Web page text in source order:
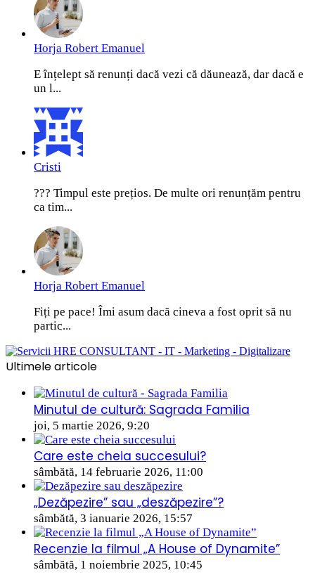
Horja Robert Emanuel
E înțelept să renunți dacă vezi că dăunează, dar dacă e
un l...
Cristi
??? Timpul este prețios. De multe ori renunțăm pentru
ca tim...
Horja Robert Emanuel
Fiți pe pace! Îmi asum dacă cineva a fost oprit să nu
partic...
Ultimele articole
Minutul de cultură: Sagrada Familia
joi, 5 martie 2026, 9:20
Care este cheia succesului?
sâmbătă, 14 februarie 2026, 11:00
„Dezăpezire” sau „deszăpezire”?
sâmbătă, 3 ianuarie 2026, 15:57
Recenzie la filmul „A House of Dynamite”
sâmbătă, 1 noiembrie 2025, 10:45